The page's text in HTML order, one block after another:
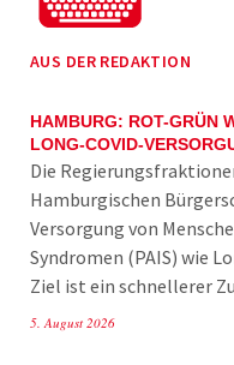
AUS DER REDAKTION
HAMBURG: ROT-GRÜN
LONG-COVID-
Die
Hamburgischen
Versorgung von
Syndromen (PAIS) wie
Ziel ist ein schnellerer
5. August 2026